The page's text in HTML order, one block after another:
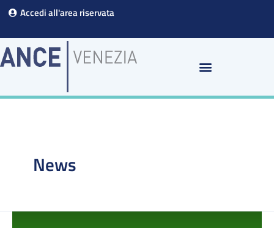
Vai
contenuto
Accedi all'area riservata
News